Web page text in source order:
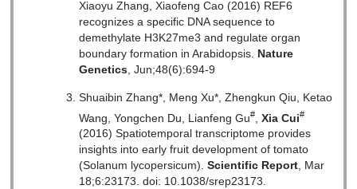
Xiaoyu Zhang, Xiaofeng Cao (2016) REF6
recognizes a specific DNA sequence to
demethylate H3K27me3 and regulate organ
boundary formation in Arabidopsis. Nature
Genetics , Jun;48(6):694-9
Shuaibin Zhang*, Meng Xu*, Zhengkun Qiu, Ketao
Wang, Yongchen Du, Lianfeng Gu# ,Xia Cui#
(2016) Spatiotemporal transcriptome provides
insights into early fruit development of tomato
(Solanum lycopersicum).Scientific Report, Mar
18;6:23173. doi: 10.1038/srep23173.